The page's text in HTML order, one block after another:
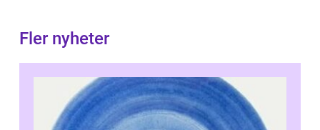
Fler nyheter